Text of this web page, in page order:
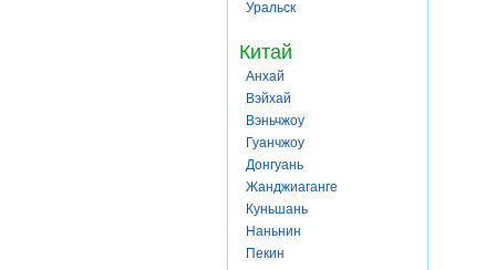
Уральск
Китай
Анхай
Вэйхай
Вэньчжоу
Гуанчжоу
Донгуань
Жанджиаганге
Куньшань
Наньнин
Пекин